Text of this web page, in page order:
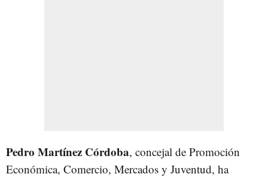
Pedro Martínez Córdoba, concejal de Promoción
Económica, Comercio, Mercados y Juventud, ha